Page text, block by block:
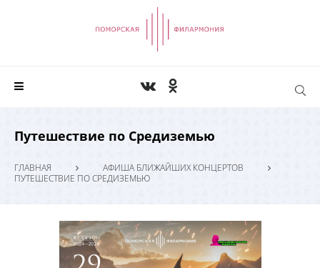
Путешествие по Средиземью
ГЛАВНАЯ
АФИША БЛИЖАЙШИХ КОНЦЕРТОВ
ПУТЕШЕСТВИЕ ПО СРЕДИЗЕМЬЮ